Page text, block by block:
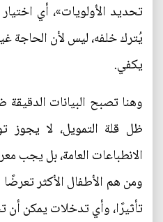
تحديد الأولويات»، أي
يُترك خلفه، ليس لأن الحاجة
يكفي.
وهنا تصبح البيانات
ظل قلة التمويل، لا يجوز
الانطباعات العامة، بل يجب
ومن هم الأطفال الأكثر
تأثيرًا، وأي تدخلات يمكن